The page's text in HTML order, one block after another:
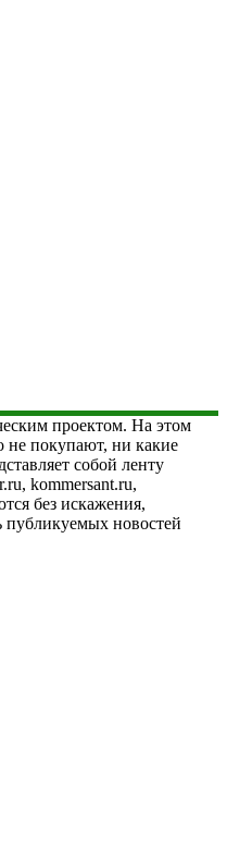
проектом. На этом
не покупают, ни какие
собой ленту
kommersant.ru,
без искажения,
публикуемых новостей